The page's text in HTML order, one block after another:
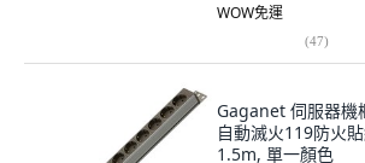
WOW免運
(47)
Gaganet 伺服器機
自動滅火119防火
1.5m, 單一顏色